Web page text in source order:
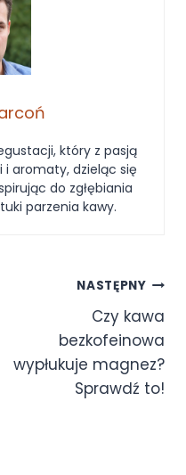
który z pasją
i aromaty, dzieląc się
do zgłębiania
parzenia kawy.
NASTĘPNY
Czy kawa
bezkofeinowa
wypłukuje magnez?
Sprawdź to!